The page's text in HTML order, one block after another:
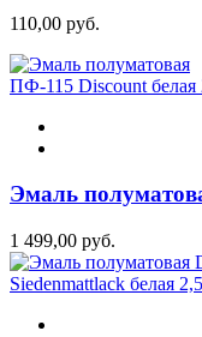
110,00 руб.
Эмаль
1 499,00 руб.